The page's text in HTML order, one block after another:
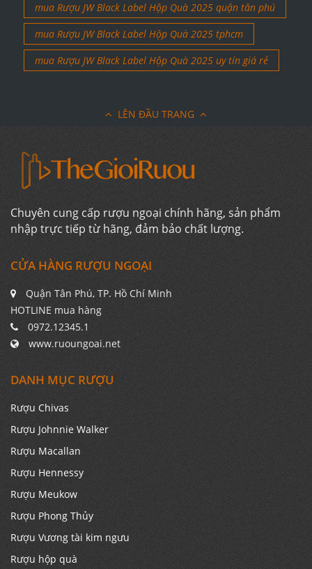
mua Rượu JW Black Label Hộp Quà 2025 quận tân phú
mua Rượu JW Black Label Hộp Quà 2025 tphcm
mua Rượu JW Black Label Hộp Quà 2025 uy tín giá rẻ
LÊN ĐẦU TRANG
Chuyên cung cấp rượu ngoại chính hãng, sản phẩm
nhập trực tiếp từ hãng, đảm bảo chất lượng.
CỬA HÀNG RƯỢU NGOẠI
Quận Tân Phú, TP. Hồ Chí Minh
HOTLINE mua hàng
0972.12345.1
www.ruoungoai.net
DANH MỤC RƯỢU
Rượu Chivas
Rượu Johnnie Walker
Rượu Macallan
Rượu Hennessy
Rượu Meukow
Rượu Phong Thủy
Rượu Vương tài kim ngưu
Rượu hộp quà